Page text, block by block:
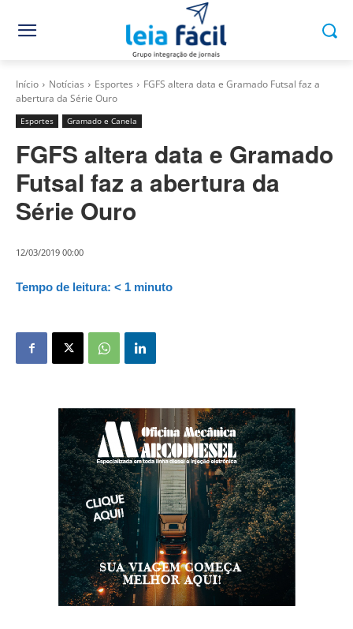
Início Notícias Esportes
FGFS altera data e Gramado Futsal faz a
abertura da Série Ouro
Esportes Gramado e Canela
FGFS altera data e Gramado
Futsal faz a abertura da
Série Ouro
12/03/2019 00:00
Tempo de leitura: < 1 minuto